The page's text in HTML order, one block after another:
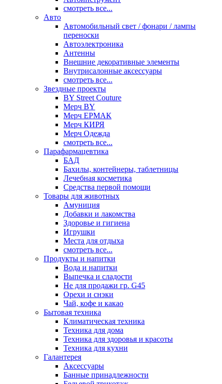
смотреть все...
Авто
Автомобильный свет / фонари / лампы
переноски
Автоэлектроника
Антенны
Внешние декоративные элементы
Внутрисалонные аксессуары
смотреть все...
Звездные проекты
BY Street Couture
Мерч BY
Мерч ЕРМАК
Мерч КИРЯ
Мерч Одежда
смотреть все...
Парафармацевтика
БАД
Бахилы, контейнеры, таблетницы
Лечебная косметика
Средства первой помощи
Товары для животных
Амуниция
Добавки и лакомства
Здоровье и гигиена
Игрушки
Места для отдыха
смотреть все...
Продукты и напитки
Вода и напитки
Выпечка и сладости
Не для продажи гр. G45
Орехи и снэки
Чай, кофе и какао
Бытовая техника
Климатическая техника
Техника для дома
Техника для здоровья и красоты
Техника для кухни
Галантерея
Аксессуары
Банные принадлежности